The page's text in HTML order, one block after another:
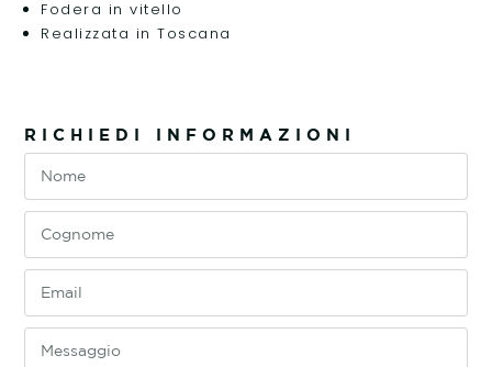
Fodera in vitello
Realizzata in Toscana
RICHIEDI INFORMAZIONI